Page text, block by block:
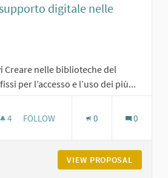
supporto digitale nelle
Creare nelle biblioteche del
per l’accesso e l’uso dei più...
4 4 FOLLOWERS
FOLLOW 0 0
VIEW PROPOSAL